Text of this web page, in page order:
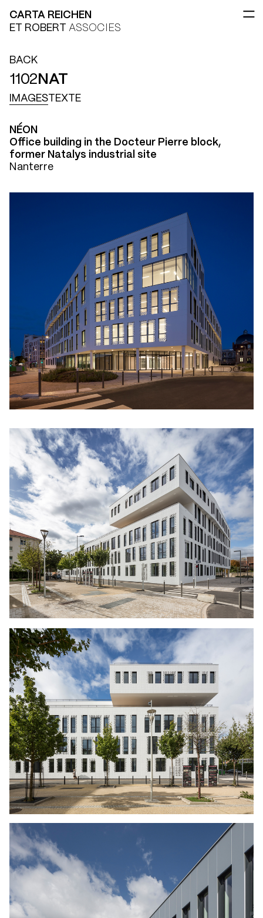
CARTA REICHEN
ET ROBERT
ASSOCIES
BACK
1102 NAT
IMAGES TEXTE
NÉON
Office building in the Docteur Pierre block,
former Natalys industrial site
Nanterre